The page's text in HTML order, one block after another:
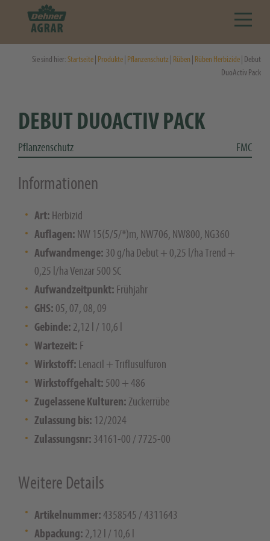
Sie sind hier:Startseite Produkte Pflanzenschutz Rüben Rüben Herbizide | Debut
DuoActiv Pack
DEBUT DUOACTIV PACK
Pflanzenschutz FMC
Informationen
Art: Herbizid
Auflagen: NW 15(5/5/*)m, NW706, NW800, NG360
Aufwandmenge: 30 g/ha Debut + 0,25 l/ha Trend +
0,25 l/ha Venzar 500 SC
Aufwandzeitpunkt: Frühjahr
GHS: 05, 07, 08, 09
Gebinde: 2,12 l / 10,6 l
Wartezeit: F
Wirkstoff: Lenacil + Triflusulfuron
Wirkstoffgehalt: 500 + 486
Zugelassene Kulturen: Zuckerrübe
Zulassung bis: 12/2024
Zulassungsnr: 34161-00 / 7725-00
Weitere Details
Artikelnummer:4358545 / 4311643
Abpackung: 2,12 l / 10,6 l